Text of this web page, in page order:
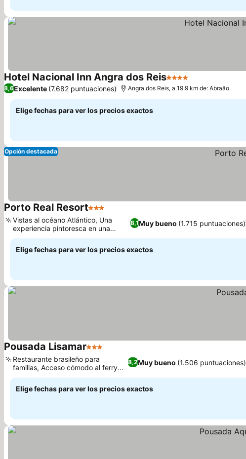
Hotel Nacional Inn Angra dos Reis4 Estrellas
8,6Excelente (7.682 puntuaciones) Angra dos Reis, a 19.9 km de: Abraão
Elige fechas para ver los precios exactos
Opción destacada
Porto Real Resort3 Estrellas
8,1Muy bueno (1.715 puntuaciones)
Vistas al océano Atlántico, Una
experiencia pintoresca en una
piscina natural
Elige fechas para ver los precios exactos
Pousada Lisamar3 Estrellas
8,2Muy bueno (1.506 puntuaciones)
Restaurante brasileño para
familias, Acceso cómodo al ferry
de Ilha Grande
Elige fechas para ver los precios exactos